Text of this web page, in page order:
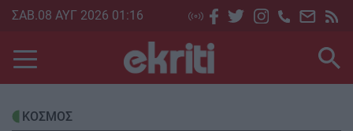
Skip
main
content
ΣΑΒ.08 ΑΥΓ 2026 01:16
ΚΟΣΜΟΣ